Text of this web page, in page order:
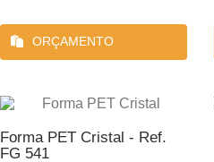
ORÇAMENTO
Forma PET Cristal - Ref.
FG 541